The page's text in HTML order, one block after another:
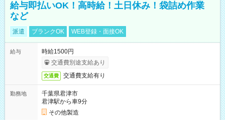
給与即払いOK！高時給！土日休み！袋詰め作業
など
派遣 ブランクOK WEB登録・面接OK
給与
時給1500円
交通費別途支給あり
交通費 交通費支給有り
勤務地
千葉県君津市
君津駅から車9分
その他製造